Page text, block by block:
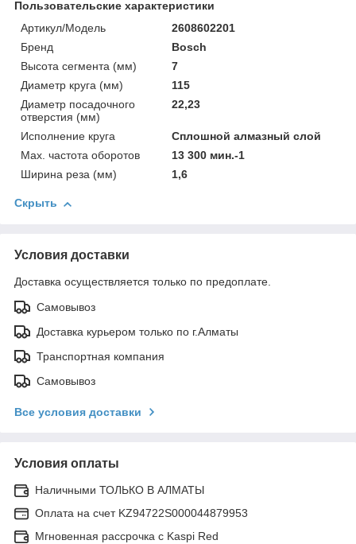
Пользовательские характеристики
Артикул/Модель
2608602201
Бренд
Bosch
Высота сегмента (мм)
7
Диаметр круга (мм)
115
Диаметр посадочного
отверстия (мм)
22,23
Исполнение круга
Сплошной алмазный слой
Мах. частота оборотов
13 300 мин.-1
Ширина реза (мм)
1,6
Скрыть
Условия доставки
Доставка осуществляется только по предоплате.
Самовывоз
Доставка курьером только по г.Алматы
Транспортная компания
Самовывоз
Все условия доставки
Условия оплаты
Наличными ТОЛЬКО В АЛМАТЫ
Оплата на счет KZ94722S000044879953
Мгновенная рассрочка с Kaspi Red